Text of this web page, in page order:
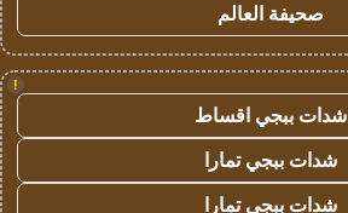
صحيفة العالم
!
شدات ببجي اقساط
شدات ببجي تمارا
شدات ببجي تمارا